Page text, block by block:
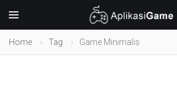
Home Tag Game Minimalis